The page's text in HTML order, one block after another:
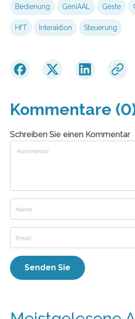
Bedienung GeniAAL Geste
HfT Interaktion Steuerung
Kommentare
Schreiben Sie einen Kommentar